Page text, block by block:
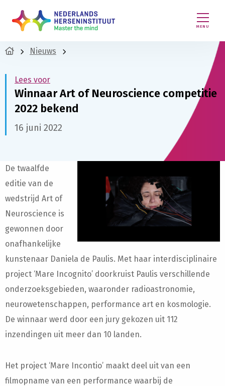
MENU
Nieuws
Lees voor
Winnaar Art of Neuroscience competitie
2022 bekend
16 juni 2022
De twaalfde
editie van de
wedstrijd Art of
Neuroscience is
gewonnen door
onafhankelijke
kunstenaar Daniela de Paulis. Met haar interdisciplinaire
project ‘Mare Incognito’ doorkruist Paulis verschillende
onderzoeksgebieden, waaronder radioastronomie,
neurowetenschappen, performance art en kosmologie.
De winnaar werd door een jury gekozen uit 112
inzendingen uit meer dan 10 landen.
Het project ‘Mare Incontio’ maakt deel uit van een
filmopname van een performance waarbij de